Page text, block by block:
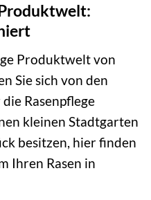
Produktwelt von
Sie sich von den
Rasenpflege
kleinen Stadtgarten
besitzen, hier finden
Ihren Rasen in